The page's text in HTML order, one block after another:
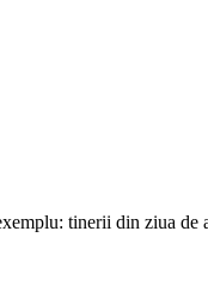
tinerii din ziua